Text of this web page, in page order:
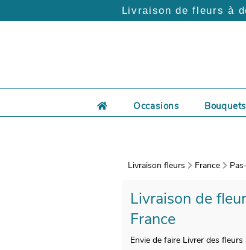
Livraison de fleurs à
Occasions Bouquets
Livraison fleurs France
Livraison de
France
Envie de faire Livrer des